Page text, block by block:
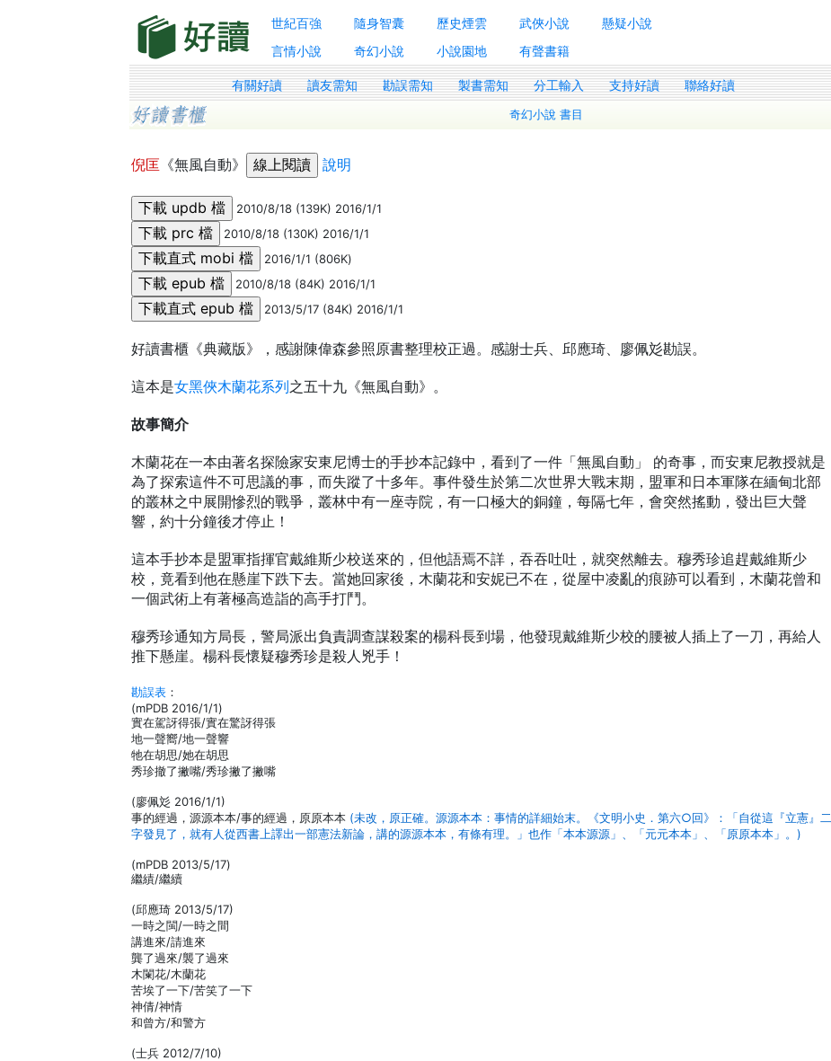
世紀百強 隨身智囊 歷史煙雲 武俠小說
懸疑小說
言情小說
奇幻小說 小說園地 有聲書籍
有關好讀 讀友需知 勘誤需知 製書需知 分工輸入 支持好讀 聯絡好讀
奇幻小說 書目
倪匡 《無風自動》 說明
2010/8/18 (139K) 2016/1/1
2010/8/18 (130K) 2016/1/1
2016/1/1 (806K)
2010/8/18 (84K) 2016/1/1
2013/5/17 (84K) 2016/1/1
好讀書櫃《典藏版》，感謝陳偉森參照原書整理校正過。感謝士兵、邱應琦、廖佩彣勘誤。
這本是女黑俠木蘭花系列之五十九《無風自動》。
故事簡介
木蘭花在一本由著名探險家安東尼博士的手抄本記錄中，看到了一件「無風自動」 的奇事，而安東尼教授就是
為了探索這件不可思議的事，而失蹤了十多年。事件發生於第二次世界大戰末期，盟軍和日本軍隊在緬甸北部
的叢林之中展開慘烈的戰爭，叢林中有一座寺院，有一口極大的銅鐘，每隔七年，會突然搖動，發出巨大聲
響，約十分鐘後才停止！
這本手抄本是盟軍指揮官戴維斯少校送來的，但他語焉不詳，吞吞吐吐，就突然離去。穆秀珍追趕戴維斯少
校，竟看到他在懸崖下跌下去。當她回家後，木蘭花和安妮已不在，從屋中凌亂的痕跡可以看到，木蘭花曾和
一個武術上有著極高造詣的高手打鬥。
穆秀珍通知方局長，警局派出負責調查謀殺案的楊科長到場，他發現戴維斯少校的腰被人插上了一刀，再給人
推下懸崖。楊科長懷疑穆秀珍是殺人兇手！
勘誤表 ：
(mPDB 2016/1/1)
實在駕訝得張/實在驚訝得張
地一聲嚮/地一聲響
牠在胡思/她在胡思
秀珍撤了撇嘴/秀珍撇了撇嘴
(廖佩彣 2016/1/1)
事的經過，源源本本/事的經過，原原本本 (未改，原正確。源源本本：事情的詳細始末。《文明小史．第六○回》：「自從這『立憲』二
字發見了，就有人從西書上譯出一部憲法新論，講的源源本本，有條有理。」也作「本本源源」、「元元本本」、「原原本本」。)
(mPDB 2013/5/17)
繼績/繼續
(邱應琦 2013/5/17)
一時之閩/一時之間
講進來/請進來
龔了過來/襲了過來
木闌花/木蘭花
苦埃了一下/苦笑了一下
神倩/神情
和曾方/和警方
(士兵 2012/7/10)